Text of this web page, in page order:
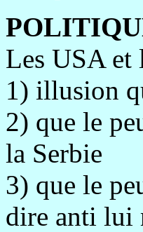
Les USA et
1) illusion
2) que le
la Serbie
3) que le
dire anti lui